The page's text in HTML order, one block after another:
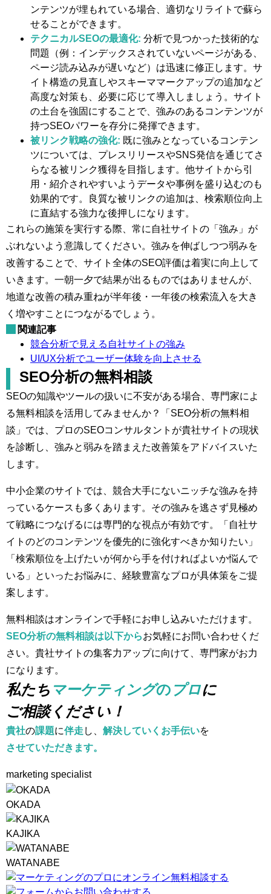
ンテンツが埋もれている場合、適切なリライトで蘇ら
せることができます。
テクニカルSEOの最適化: 分析で見つかった技術的な
問題（例：インデックスされていないページがある、
ページ読み込みが遅いなど）は迅速に修正します。サ
イト構造の見直しやスキーママークアップの追加など
高度な対策も、必要に応じて導入しましょう。サイト
の土台を強固にすることで、強みのあるコンテンツが
持つSEOパワーを存分に発揮できます。
被リンク戦略の強化: 既に強みとなっているコンテン
ツについては、プレスリリースやSNS発信を通じてさ
らなる被リンク獲得を目指します。他サイトから引
用・紹介されやすいようデータや事例を盛り込むのも
効果的です。良質な被リンクの追加は、検索順位向上
に直結する強力な後押しになります。
これらの施策を実行する際、常に自社サイトの「強み」が
ぶれないよう意識してください。強みを伸ばしつつ弱みを
改善することで、サイト全体のSEO評価は着実に向上して
いきます。一朝一夕で結果が出るものではありませんが、
地道な改善の積み重ねが半年後・一年後の検索流入を大き
く増やすことにつながるでしょう。
関連記事
競合分析で見える自社サイトの強み
UI/UX分析でユーザー体験を向上させる
SEO分析の無料相談
SEOの知識やツールの扱いに不安がある場合、専門家によ
る無料相談を活用してみませんか？「SEO分析の無料相
談」では、プロのSEOコンサルタントが貴社サイトの現状
を診断し、強みと弱みを踏まえた改善策をアドバイスいた
します。
中小企業のサイトでは、競合大手にないニッチな強みを持
っているケースも多くあります。その強みを逃さず見極め
て戦略につなげるには専門的な視点が有効です。「自社サ
イトのどのコンテンツを優先的に強化すべきか知りたい」
「検索順位を上げたいが何から手を付ければよいか悩んで
いる」といったお悩みに、経験豊富なプロが具体策をご提
案します。
無料相談はオンラインで手軽にお申し込みいただけます。
SEO分析の無料相談は以下からお気軽にお問い合わせくだ
さい。貴社サイトの集客力アップに向けて、専門家がお力
になります。
私たち マーケティングの プロに
ご相談ください！
貴社の課題に伴走 し、 解決していくお手伝いを
させていただきます。
marketing specialist
OKADA
KAJIKA
WATANABE